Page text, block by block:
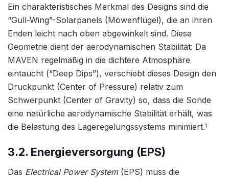
Ein charakteristisches Merkmal des Designs sind die
“Gull-Wing”-Solarpanels (Möwenflügel), die an ihren
Enden leicht nach oben abgewinkelt sind. Diese
Geometrie dient der aerodynamischen Stabilität: Da
MAVEN regelmäßig in die dichtere Atmosphäre
eintaucht (“Deep Dips”), verschiebt dieses Design den
Druckpunkt (Center of Pressure) relativ zum
Schwerpunkt (Center of Gravity) so, dass die Sonde
eine natürliche aerodynamische Stabilität erhält, was
die Belastung des Lageregelungssystems minimiert.1
3.2. Energieversorgung (EPS)
Das Electrical Power System(EPS) muss die